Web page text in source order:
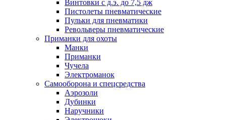
Винтовки с д.э. до 7,5 дж
Пистолеты пневматические
Пульки для пневматики
Револьверы пневматические
Приманки для охоты
Манки
Приманки
Чучела
Электроманок
Самооборона и спецсредства
Аэрозоли
Дубинки
Наручники